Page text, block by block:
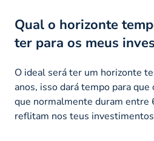
Qual o horizonte
ter para os meus
O ideal será ter um horizonte
anos, isso dará tempo para que
que normalmente duram entre
reflitam nos teus